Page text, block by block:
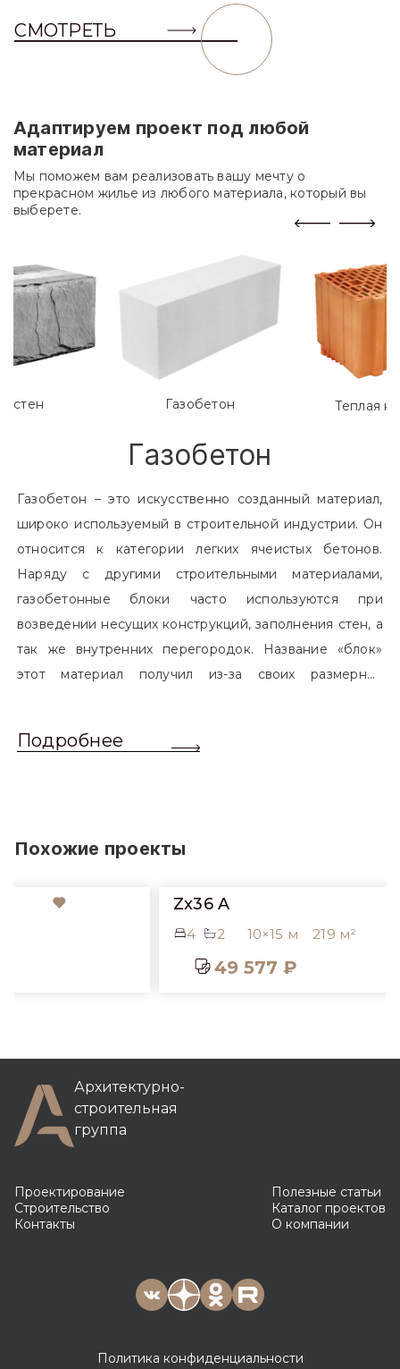
СМОТРЕТЬ
Адаптируем проект под любой
материал
Мы поможем вам реализовать вашу мечту о
прекрасном жилье из любого материала, который вы
выберете.
Газобетон Теплая
Газобетон
Газобетон – это искусственно созданный материал,
широко используемый в строительной индустрии. Он
относится к категории легких ячеистых бетонов.
Наряду с другими строительными материалами,
газобетонные блоки часто используются при
возведении несущих конструкций, заполнения стен, а
так же внутренних перегородок. Название «блок»
этот материал получил из-за своих размерных
обычный одинарный кирпич. Размер блоков различен
Подробнее
Похожие проекты
10×15 м 219 м²
49 577 ₽
Архитектурно-
строительная
группа
Проектирование
Строительство
Контакты
Полезные статьи
Каталог проектов
О компании
Политика конфиденциальности